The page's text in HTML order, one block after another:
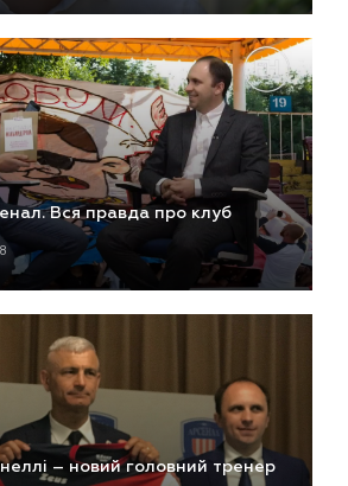
Вся правда про клуб
– новий головний тренер